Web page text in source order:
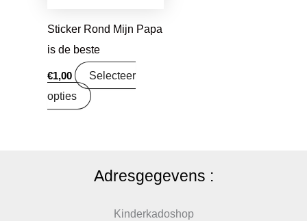
Sticker Rond Mijn Papa
is de beste
€1,00
Selecteer
opties
Adresgegevens :
Kinderkadoshop